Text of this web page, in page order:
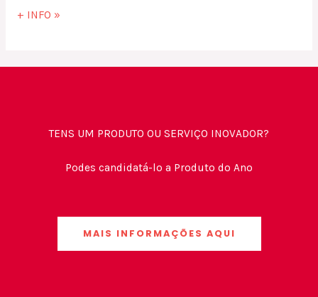
+ INFO »
TENS UM PRODUTO OU SERVIÇO INOVADOR?
Podes candidatá-lo a Produto do Ano
MAIS INFORMAÇÕES AQUI